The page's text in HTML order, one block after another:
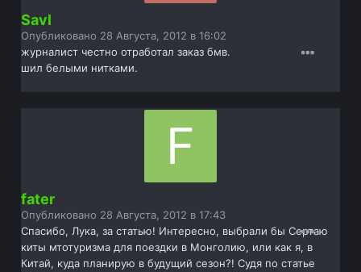
Savl
Опубликовано 28 Августа, 2012 в 16:02
журналист честно отработал заказ бмв.
шил белыми нитками.
fater
Опубликовано 28 Августа, 2012 в 17:43
Спасибо, Лука, за статью! Интересно, выбрали бы Сертаю
киты мтотуризма для поездки в Монголию, или как я, в
Китай, куда планирую в будущий сезон?! Судя по статье